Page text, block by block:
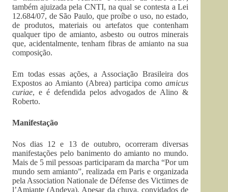
também ajuizada pela CNTI, na qual se contesta a Lei
12.684/07, de São Paulo, que proíbe o uso, no estado,
de produtos, materiais ou artefatos que contenham
qualquer tipo de amianto, asbesto ou outros minerais
que, acidentalmente, tenham fibras de amianto na sua
composição.
Em todas essas ações, a Associação Brasileira dos
Expostos ao Amianto (Abrea) participa comoamicus
curiae, e é defendida pelos advogados de Alino &
Roberto.
Manifestação
Nos dias 12 e 13 de outubro, ocorreram diversas
manifestações pelo banimento do amianto no mundo.
Mais de 5 mil pessoas participaram da marcha “Por um
mundo sem amianto”, realizada em Paris e organizada
pela Association Nationale de Défense des Victimes de
l’Amiante (Andeva). Apesar da chuva, convidados de